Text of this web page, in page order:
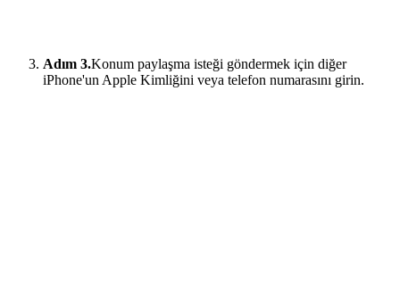
Adım 3.Konum paylaşma isteği göndermek için diğer
iPhone'un Apple Kimliğini veya telefon numarasını girin.